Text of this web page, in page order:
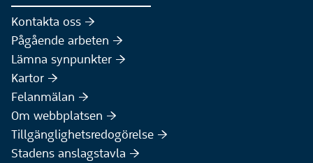
Kontakta oss :höger:
Pågående arbeten :höger:
Lämna synpunkter :höger:
Kartor :höger:
Felanmälan :höger:
Om webbplatsen :höger:
Tillgänglighetsredogörelse :höger:
Stadens anslagstavla :höger: